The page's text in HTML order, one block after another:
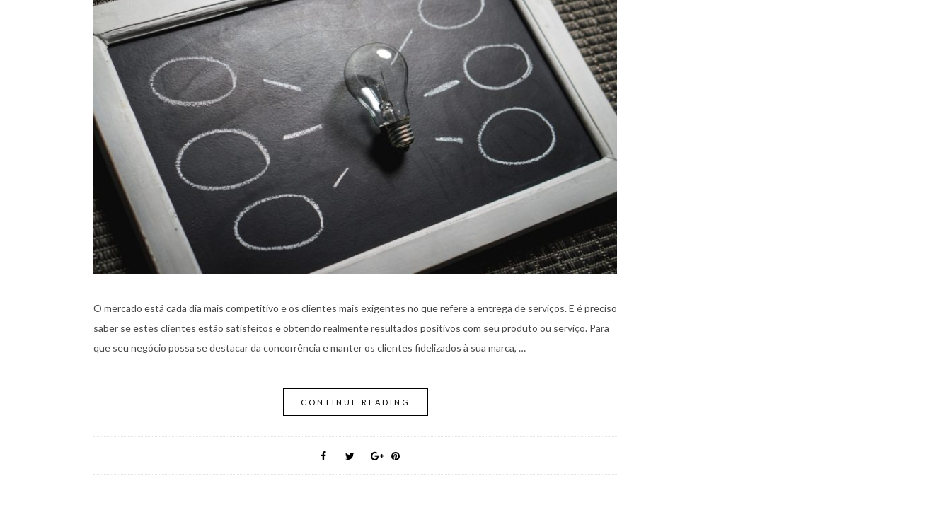
O mercado está cada dia mais competitivo e os clientes mais exigentes no que refere a entrega de serviços. E é preciso
saber se estes clientes estão satisfeitos e obtendo realmente resultados positivos com seu produto ou serviço. Para
que seu negócio possa se destacar da concorrência e manter os clientes fidelizados à sua marca, …
CONTINUE READING